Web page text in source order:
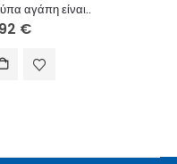
αγάπη είναι..
€